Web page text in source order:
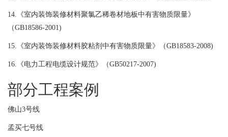
14.《室内装饰装修材料聚氯乙稀卷材地板中有害物质限量》
（GB18586-2001)
15.《室内装饰装修材料胶粘剂中有害物质限量》（GB18583-2008)
16.《电力工程电缆设计规范》（GB50217-2007)
部分工程案例
佛山3号线
孟买七号线